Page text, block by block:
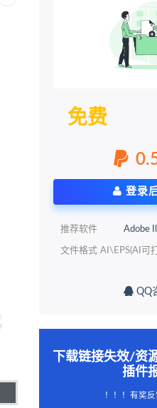
免费
登录
推荐软件 Adobe
文件格式 AI\EPS(AI可
QQ
下载链接失效/资
插件
！！！有奖反